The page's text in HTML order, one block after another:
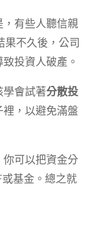
有些人聽信親
果不久後，公司
投資人破產。
學會試著分散投
，以避免滿盤
可以把資金分
基金。總之就